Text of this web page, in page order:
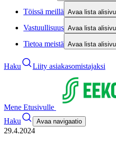
Töissä meillä Avaa lista
Vastuullisuus Avaa lista
Tietoa meistä Avaa lista
Haku Liity asiakasomistajaksi
Mene Etusivulle
Haku
Avaa navigaatio
29.4.2024